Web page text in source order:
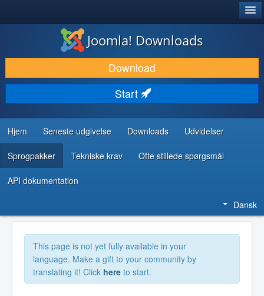
DOWNLOAD & UDVID
OPDAG & LÆR
FÆLLESSKABET & SUPPORT
UDVIKLERRESSOURCER
Joomla! Downloads
Download
Start
Hjem Seneste udgivelse Downloads Udvidelser
Sprogpakker Tekniske krav Ofte stillede spørgsmål
API dokumentation
Dansk
This page is not yet fully available in your
language. Make a gift to your community by
translating it! Click here to start.